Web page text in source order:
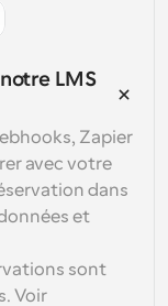
LMS
Zapier
avec votre
dans
et
sont
Voir